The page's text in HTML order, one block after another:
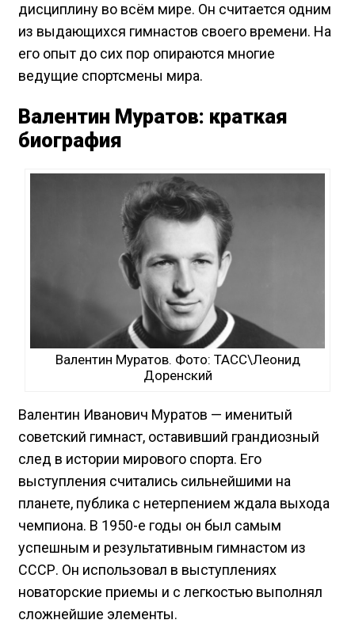
дисциплину во всём мире. Он считается одним
из выдающихся гимнастов своего времени. На
его опыт до сих пор опираются многие
ведущие спортсмены мира.
Валентин Муратов: краткая
биография
Валентин Муратов. Фото: ТАСС\Леонид
Доренский
Валентин Иванович Муратов — именитый
советский гимнаст, оставивший грандиозный
след в истории мирового спорта. Его
выступления считались сильнейшими на
планете, публика с нетерпением ждала выхода
чемпиона. В 1950-е годы он был самым
успешным и результативным гимнастом из
СССР. Он использовал в выступлениях
новаторские приемы и с легкостью выполнял
сложнейшие элементы.